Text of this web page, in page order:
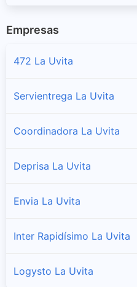
Empresas
472 La Uvita
Servientrega La Uvita
Coordinadora La Uvita
Deprisa La Uvita
Envia La Uvita
Inter Rapidísimo La Uvita
Logysto La Uvita